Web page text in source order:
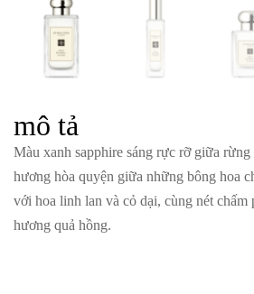
mô tả
Màu xanh sapphire sáng rực rỡ giữa
hương hòa quyện giữa những bông hoa
với hoa linh lan và cỏ dại, cùng nét chấm
hương quả hồng.